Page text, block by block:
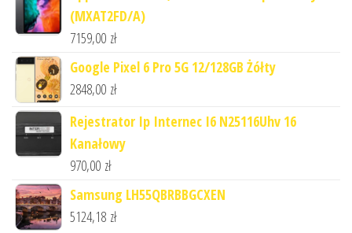
(MXAT2FD/A)
7159,00 zł
Google Pixel 6 Pro 5G 12/128GB Żółty
2848,00 zł
Rejestrator Ip Internec I6 N25116Uhv 16
Kanałowy
970,00 zł
Samsung LH55QBRBBGCXEN
5124,18 zł